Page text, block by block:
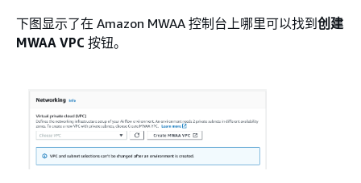
下图显示了在 Amazon MWAA 控制台上哪里可以找到创建
MWAA VPC 按钮。